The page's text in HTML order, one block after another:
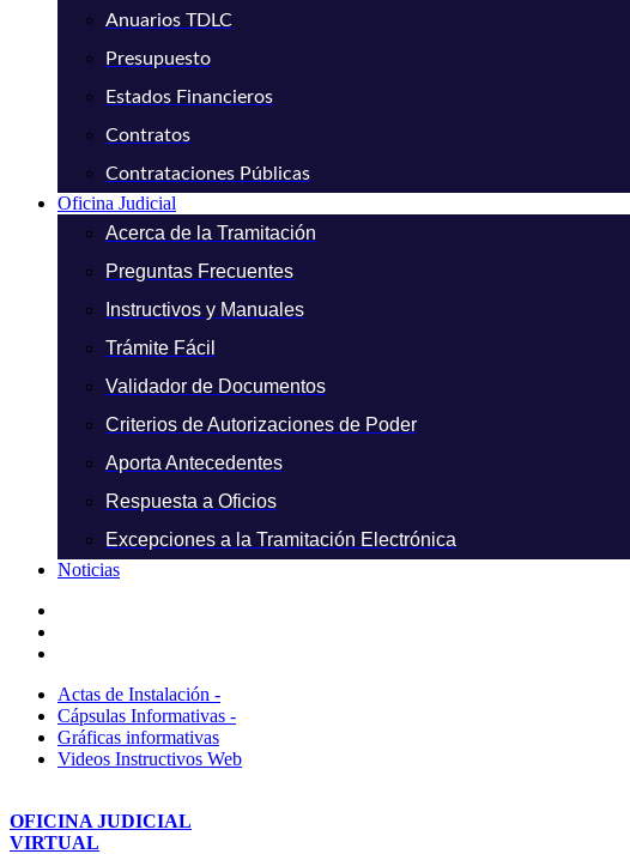
Anuarios TDLC
Presupuesto
Estados Financieros
Contratos
Contrataciones Públicas
Oficina Judicial
Acerca de la Tramitación
Preguntas Frecuentes
Instructivos y Manuales
Trámite Fácil
Validador de Documentos
Criterios de Autorizaciones de Poder
Aporta Antecedentes
Respuesta a Oficios
Excepciones a la Tramitación Electrónica
Noticias
Actas de Instalación -
Cápsulas Informativas -
Gráficas informativas
Videos Instructivos Web
OFICINA JUDICIAL
VIRTUAL